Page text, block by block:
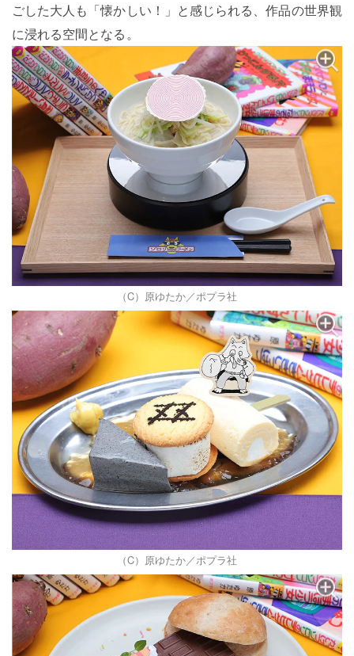
ごした大人も「懐かしい！」と感じられる、作品の世界観
に浸れる空間となる。
（C）原ゆたか／ポプラ社
（C）原ゆたか／ポプラ社